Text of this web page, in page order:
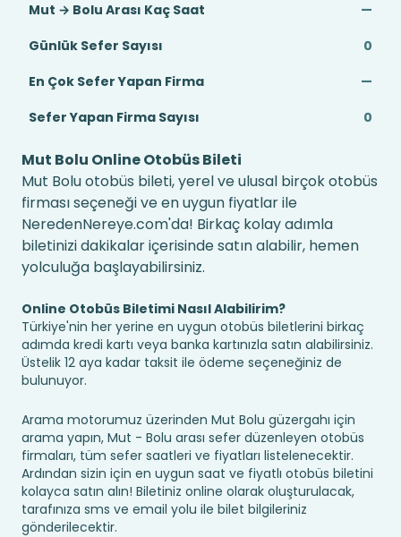
Mut → Bolu Arası Kaç Saat
—
Günlük Sefer Sayısı
0
En Çok Sefer Yapan Firma
—
Sefer Yapan Firma Sayısı
0
Mut Bolu Online Otobüs Bileti
Mut Bolu otobüs bileti, yerel ve ulusal birçok otobüs
firması seçeneği ve en uygun fiyatlar ile
NeredenNereye.com'da! Birkaç kolay adımla
biletinizi dakikalar içerisinde satın alabilir, hemen
yolculuğa başlayabilirsiniz.
Online Otobüs Biletimi Nasıl Alabilirim?
Türkiye'nin her yerine en uygun otobüs biletlerini birkaç
adımda kredi kartı veya banka kartınızla satın alabilirsiniz.
Üstelik 12 aya kadar taksit ile ödeme seçeneğiniz de
bulunuyor.
Arama motorumuz üzerinden Mut Bolu güzergahı için
arama yapın, Mut - Bolu arası sefer düzenleyen otobüs
firmaları, tüm sefer saatleri ve fiyatları listelenecektir.
Ardından sizin için en uygun saat ve fiyatlı otobüs biletini
kolayca satın alın! Biletiniz online olarak oluşturulacak,
tarafınıza sms ve email yolu ile bilet bilgileriniz
gönderilecektir.